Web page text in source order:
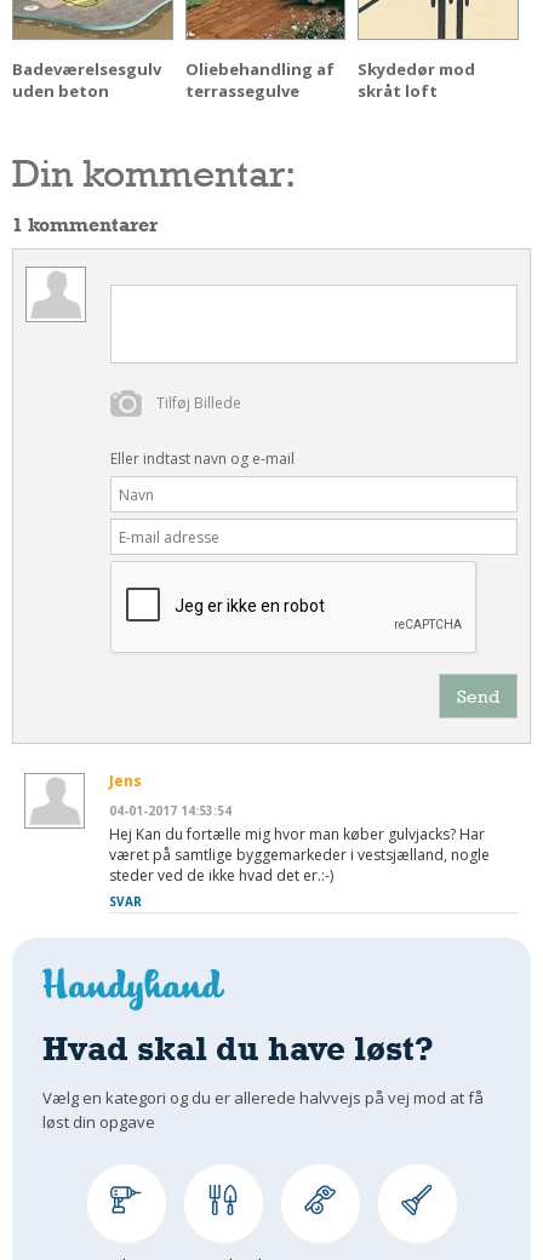
Badeværelsesgulv
uden beton
Oliebehandling af
terrassegulve
Skydedør mod
skråt loft
Din kommentar:
1 kommentarer
Tilføj Billede
Eller indtast navn og e-mail
Send
Jens
04-01-2017 14:53:54
Hej Kan du fortælle mig hvor man køber gulvjacks? Har
været på samtlige byggemarkeder i vestsjælland, nogle
steder ved de ikke hvad det er.:-)
SVAR
Hvad skal du have løst?
Vælg en kategori og du er allerede halvvejs på vej mod at få
løst din opgave